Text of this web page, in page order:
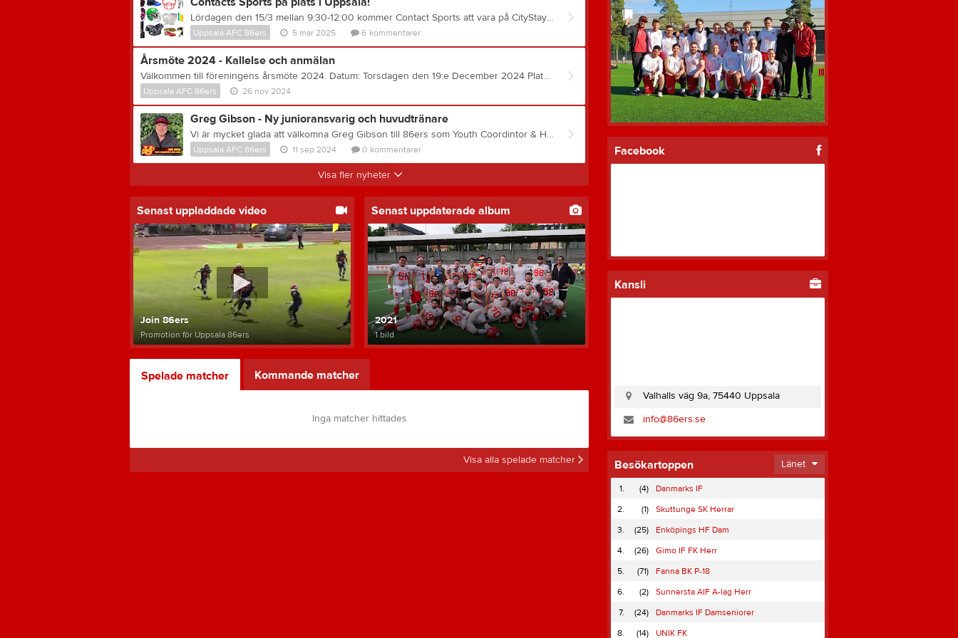
Lördagen den 15/3 mellan 9:30-12:00 kommer Contact Sports att vara på CityStay/Best Western Hotel, Trädgårdsgatan 5A Uppsala. Som vanligt går det bra att förbeställa saker som du är extra intresserad av på info@contactsports.se och ange vad du vill att dom ska ta med sig!
Uppsala AFC 86ers 5 mar 2025 6 kommentarer
Årsmöte 2024 - Kallelse och anmälan
Välkommen till föreningens årsmöte 2024. Datum: Torsdagen den 19:e December 2024 Plats: Teams (Länk skickas ut 1-2h innan mötets start) Tid: Årsmöte startar kl. 19:00 Anmälan via denna länk Övriga dokument till årsmötet kommer att delas ut veckan innan årsmötet enligt föreningens stadgar. Välkomna önskar styrelsen!
Uppsala AFC 86ers 26 nov 2024
Greg Gibson - Ny junioransvarig och huvudtränare
Vi är mycket glada att välkomna Greg Gibson till 86ers som Youth Coordintor & Head Coach. Greg har gedigen erfarenhet inom amerikansk fotboll och brinner för att träna ungdomar att nå sin fulla potential inom amerikansk fotboll geonom motiverande och rolig träningsmetodik. Nedan kommer en kort sammanfattning om vem Greg Gibson är. Coach Gibson comes to us from his most recent coaching assignment with the Providence Christian Academy Storm of Atlanta Georgia. Prior to working with the Storm, coach Gibson was the head coach and youth coordinator for the Helsingborg Jaguars (Sweden), where he was tasked with building a youth program to its highest level of participation and Helsingborg peaked with a record number of players in 2022, before coach accepted the coaching position in Atlanta USA. From 2017-2019 coach Gibson was the Head coach for the Ekeby Greys (Sweden) where the team achieved success and in 2017 reached division 1 semi-finals. During his time in Ekeby coach Gibson doubled up as the defensive coordinator for the Swedish national teams men, and JLL team. While with the Swedish Junior national team, Sweden won the European championship in 2017, and finished 4th in the world championships in 2018. From 2015-2016 coach Gibson was the head coach for the Limhamn Griffins, during a period the Griffins were in the Swedish Superseries. Prior to 2015, coach Gibson has served as both offensive and defensive coordinator at several US high schools including Marblehead High School and Salem High School (USA - Massachusetts). In 2007, coach Gibson was tabbed coordinator and assistant coach of the year, while helping Marblehead High School to their first winning season in 12 years. Coach Gibson played high school football at Stonington High School (USA Connecticut), capturing a state championship in his junior season. After high school Gibson was a standout defensive back at division 1 Central Connecticut State University. Personally, coach Gibson is the founder of Northman American Football Camps, one of the largest American football camps in all of Europe. Northman Camps bring coaches from the highest levels in the US to Europe to help develop skill and technique for both players and coaches. Gibson was married in 2024 and resides in Uppsala.
Uppsala AFC 86ers 11 sep 2024 0 kommentarer
Visa fler nyheter
Senast uppladdade video
Join 86ers
Promotion för Uppsala 86ers
Senast uppdaterade album
2021
1 bild
Spelade matcher Kommande matcher
Inga matcher hittades
Visa alla spelade matcher
Truppen
Serier
Facebook
Kansli
Valhalls väg 9a, 75440 Uppsala
info@86ers.se
Besökartoppen Länet
1. (4)
Danmarks IF
2.
(1)
Skuttunge SK Herrar
3.
(25)
Enköpings HF Dam
4.
(26)
Gimo IF FK Herr
5.
(71)
Fanna BK P-18
6.
(2)
Sunnersta AIF A-lag Herr
7.
(24)
Danmarks IF Damseniorer
8.
(14) UNIK FK